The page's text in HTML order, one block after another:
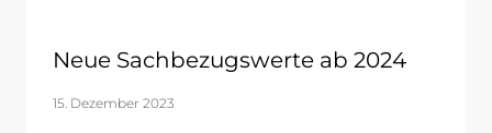
Neue Sachbezugswerte ab 2024
15. Dezember 2023